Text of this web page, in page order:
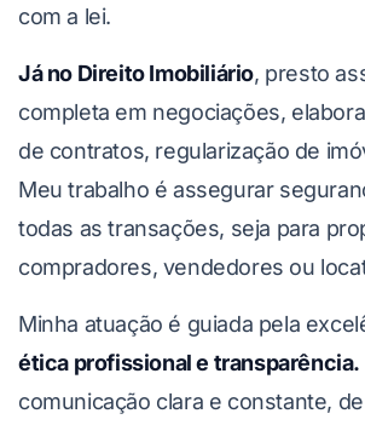
com a lei.
Já no Direito Imobiliário, presto
completa em negociações,
de contratos, regularização de
Meu trabalho é assegurar
todas as transações, seja para
compradores, vendedores ou
Minha atuação é guiada pela
ética profissional e transparência.
comunicação clara e constante,